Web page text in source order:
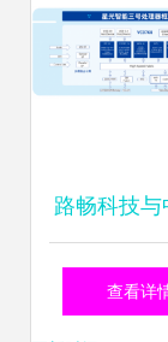
路畅科技与
技术强强联
查看详